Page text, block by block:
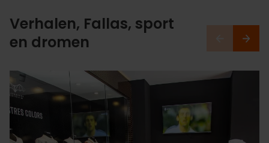
Verhalen, Fallas, sport
en dromen